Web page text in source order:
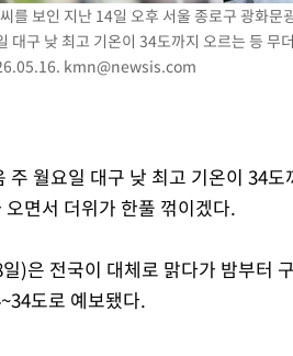
를 보인 지난 14일 오후 서울 종로구 광화문
대구 낮 최고 기온이 34도까지 오르는 등 무
kmn@newsis.com
월요일 대구 낮 최고 기온이 34
면서 더위가 한풀 꺾이겠다.
)은 전국이 대체로 맑다가 밤부터
도로 예보됐다.